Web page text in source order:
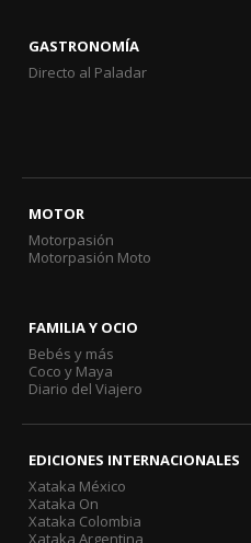
GASTRONOMÍA
Directo al Paladar
MOTOR
Motorpasión
Motorpasión Moto
FAMILIA Y OCIO
Bebés y más
Coco y Maya
Diario del Viajero
EDICIONES INTERNACIONALES
Xataka México
Xataka On
Xataka Colombia
Xataka Argentina